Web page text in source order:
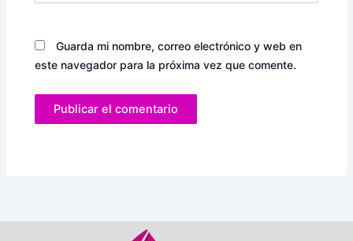
Guarda mi nombre, correo electrónico y web en
este navegador para la próxima vez que comente.